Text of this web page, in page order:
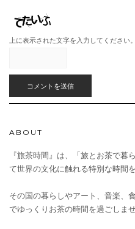
上に表示された文字を入力してください。
ABOUT
『旅茶時間』は、「旅とお茶で暮
て世界の文化に触れる特別な時間
その国の暮らしやアート、音楽、
でゆっくりお茶の時間を過ごしま